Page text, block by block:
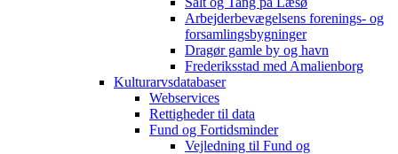
Arbejderbevægelsens forenings- og
forsamlingsbygninger
Dragør gamle by og havn
Frederiksstad med Amalienborg
Kulturarvsdatabaser
Webservices
Rettigheder til data
Fund og Fortidsminder
Vejledning til Fund og